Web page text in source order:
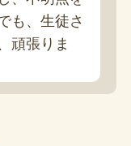
も、生徒さ
頑張りま